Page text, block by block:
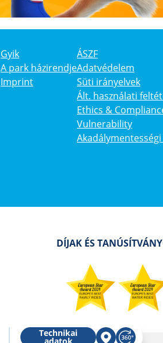
Technikai
Gyik
A park házirendje
Imprint
ÁSZF
Adatvédelem
Süti irányelvek
Ált. használati
Ethics &
Vulnerability
DÍJAK ÉS